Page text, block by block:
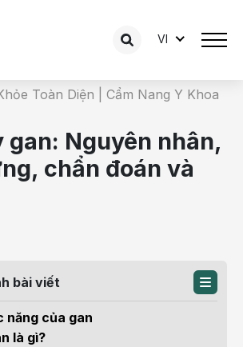
VI
vấn
Toàn Diện | Cẩm Nang Y Khoa
gan: Nguyên nhân,
chẩn đoán và
bài viết
năng của gan
là gì?